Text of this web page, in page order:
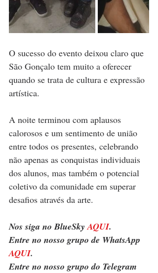
O sucesso do evento deixou claro que
São Gonçalo tem muito a oferecer
quando se trata de cultura e expressão
artística.
A noite terminou com aplausos
calorosos e um sentimento de união
entre todos os presentes, celebrando
não apenas as conquistas individuais
dos alunos, mas também o potencial
coletivo da comunidade em superar
desafios através da arte.
Nos siga no BlueSky AQUI.
Entre no nosso grupo de WhatsApp
AQUI.
Entre no nosso grupo do Telegram